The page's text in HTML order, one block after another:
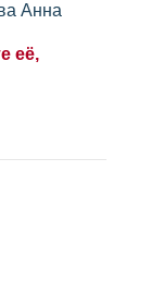
Анна
её,